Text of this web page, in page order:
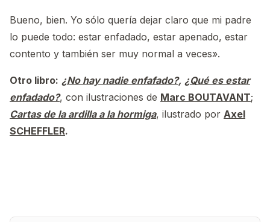
Bueno, bien. Yo sólo quería dejar claro que mi padre
lo puede todo: estar enfadado, estar apenado, estar
contento y también ser muy normal a veces».
Otro libro: ¿No hay nadie enfafado?, ¿Qué es estar
enfadado?, con ilustraciones de Marc BOUTAVANT;
Cartas de la ardilla a la hormiga, ilustrado por Axel
SCHEFFLER.